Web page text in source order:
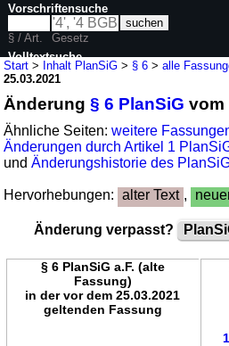
Start > Inhalt PlanSiG > § 6 >alle
25.03.2021
Änderung§ 6 PlanSiG vom
Ähnliche Seiten:weitere
Änderungen durch Artikel 1
undÄnderungshistorie des
Hervorhebungen: alter Text ,
Änderung verpasst?
§ 6 PlanSiG a.F. (alte
Fassung)
in der vor dem 25.03.2021
geltenden Fassung
Vorschriftensuche
§ / Art.
Gesetz
Volltextsuche